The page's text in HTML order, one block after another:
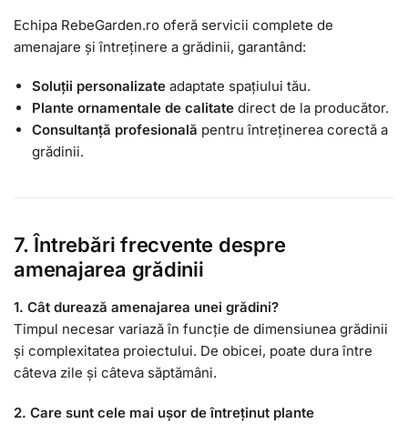
Echipa RebeGarden.ro oferă servicii complete de
amenajare și întreținere a grădinii, garantând:
Soluții personalizate adaptate spațiului tău.
Plante ornamentale de calitate direct de la producător.
Consultanță profesională pentru întreținerea corectă a
grădinii.
7. Întrebări frecvente despre
amenajarea grădinii
1. Cât durează amenajarea unei grădini?
Timpul necesar variază în funcție de dimensiunea grădinii
și complexitatea proiectului. De obicei, poate dura între
câteva zile și câteva săptămâni.
2. Care sunt cele mai ușor de întreținut plante